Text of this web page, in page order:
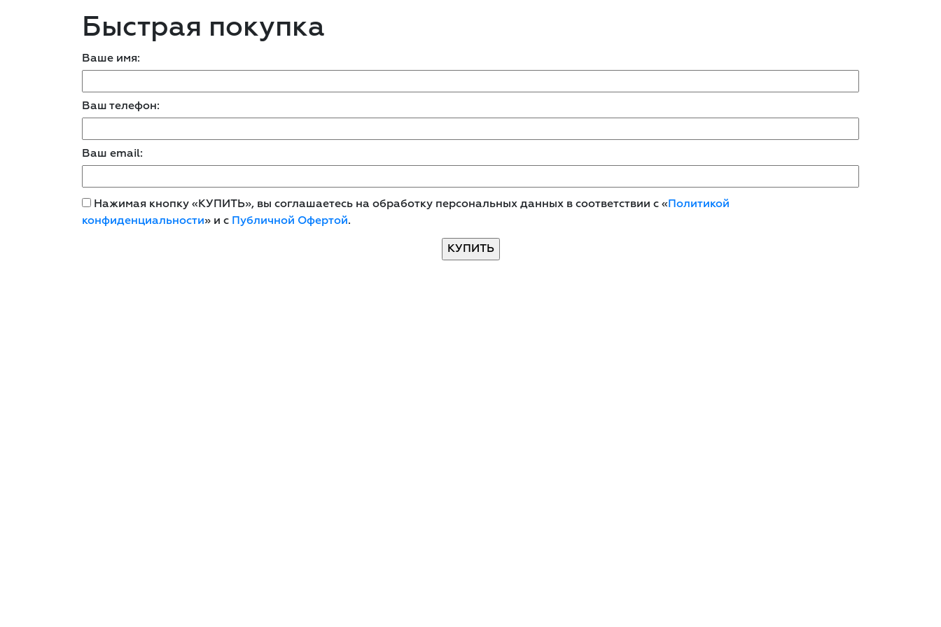
Быстрая покупка
Ваше имя:
Ваш телефон:
Ваш email:
Нажимая кнопку «КУПИТЬ», вы соглашаетесь на обработку персональных данных в соответствии с «Политикой
конфиденциальности» и с Публичной Офертой.